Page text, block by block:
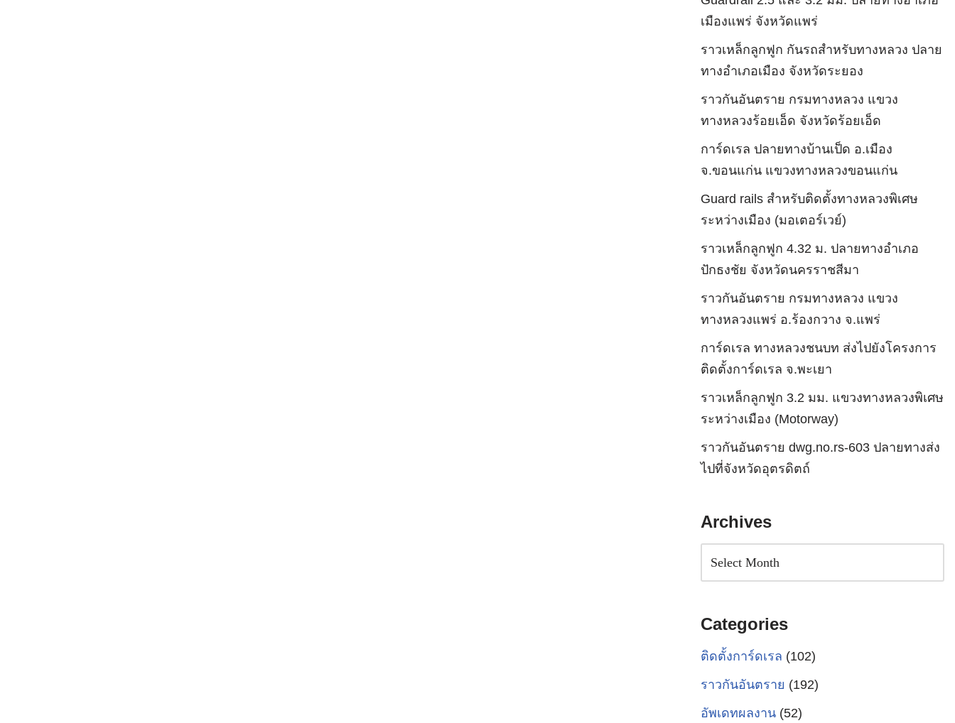
เมืองแพร่ จังหวัดแพร่
ราวเหล็กลูกฟูก กันรถสําหรับทางหลวง ปลาย
ทางอำเภอเมือง จังหวัดระยอง
ราวกันอันตราย กรมทางหลวง แขวง
ทางหลวงร้อยเอ็ด จังหวัดร้อยเอ็ด
การ์ดเรล ปลายทางบ้านเป็ด อ.เมือง
จ.ขอนแก่น แขวงทางหลวงขอนแก่น
Guard rails สำหรับติดตั้งทางหลวงพิเศษ
ระหว่างเมือง (มอเตอร์เวย์)
ราวเหล็กลูกฟูก 4.32 ม. ปลายทางอำเภอ
ปักธงชัย จังหวัดนครราชสีมา
ราวกันอันตราย กรมทางหลวง แขวง
ทางหลวงแพร่ อ.ร้องกวาง จ.แพร่
การ์ดเรล ทางหลวงชนบท ส่งไปยังโครงการ
ติดตั้งการ์ดเรล จ.พะเยา
ราวเหล็กลูกฟูก 3.2 มม. แขวงทางหลวงพิเศษ
ระหว่างเมือง (Motorway)
ราวกันอันตราย dwg.no.rs-603 ปลายทางส่ง
ไปที่จังหวัดอุตรดิตถ์
Archives
Categories
ติดตั้งการ์ดเรล (102)
ราวกันอันตราย (192)
อัพเดทผลงาน(52)